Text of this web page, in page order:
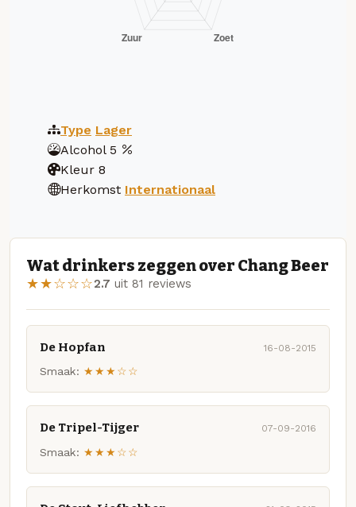
Type Lager
Alcohol 5
Kleur 8
Herkomst Internationaal
Wat drinkers zeggen over Chang Beer
★★☆☆☆2.7 uit 81 reviews
De Hopfan 16-08-2015
Smaak: ★★★☆☆
De Tripel-Tijger 07-09-2016
Smaak: ★★★☆☆